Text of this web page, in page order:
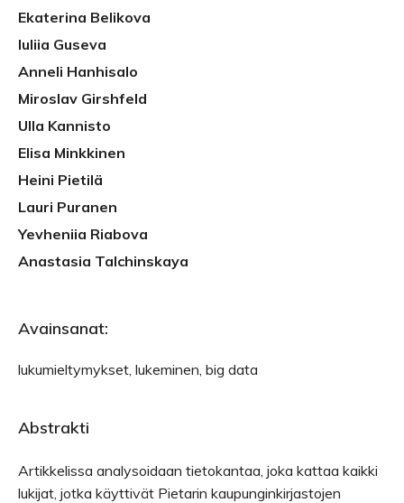
Ekaterina Belikova
Iuliia Guseva
Anneli Hanhisalo
Miroslav Girshfeld
Ulla Kannisto
Elisa Minkkinen
Heini Pietilä
Lauri Puranen
Yevheniia Riabova
Anastasia Talchinskaya
Avainsanat:
lukumieltymykset, lukeminen, big data
Abstrakti
Artikkelissa analysoidaan tietokantaa, joka kattaa kaikki
lukijat, jotka käyttivät Pietarin kaupunginkirjastojen